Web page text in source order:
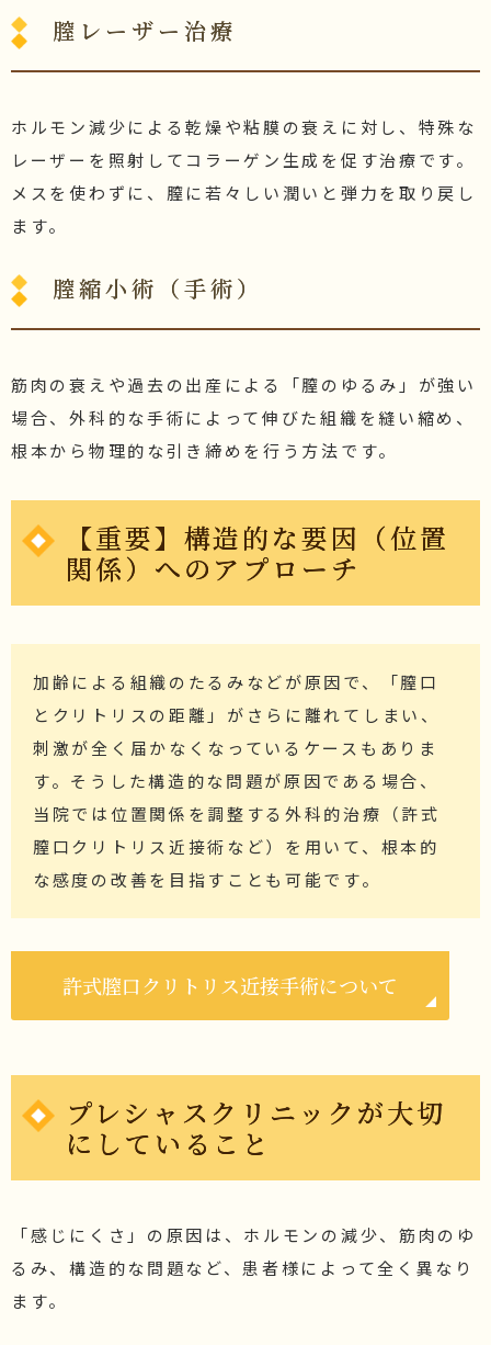
膣レーザー治療
ホルモン減少による乾燥や粘膜の衰えに対し、特殊な
レーザーを照射してコラーゲン生成を促す治療です。
メスを使わずに、膣に若々しい潤いと弾力を取り戻し
ます。
膣縮小術（手術）
筋肉の衰えや過去の出産による「膣のゆるみ」が強い
場合、外科的な手術によって伸びた組織を縫い縮め、
根本から物理的な引き締めを行う方法です。
【重要】構造的な要因（位置
関係）へのアプローチ
加齢による組織のたるみなどが原因で、「膣口
とクリトリスの距離」がさらに離れてしまい、
刺激が全く届かなくなっているケースもありま
す。そうした構造的な問題が原因である場合、
当院では位置関係を調整する外科的治療（許式
膣口クリトリス近接術など）を用いて、根本的
な感度の改善を目指すことも可能です。
許式膣口クリトリス近接手術について
プレシャスクリニックが大切
にしていること
「感じにくさ」の原因は、ホルモンの減少、筋肉のゆ
るみ、構造的な問題など、患者様によって全く異なり
ます。